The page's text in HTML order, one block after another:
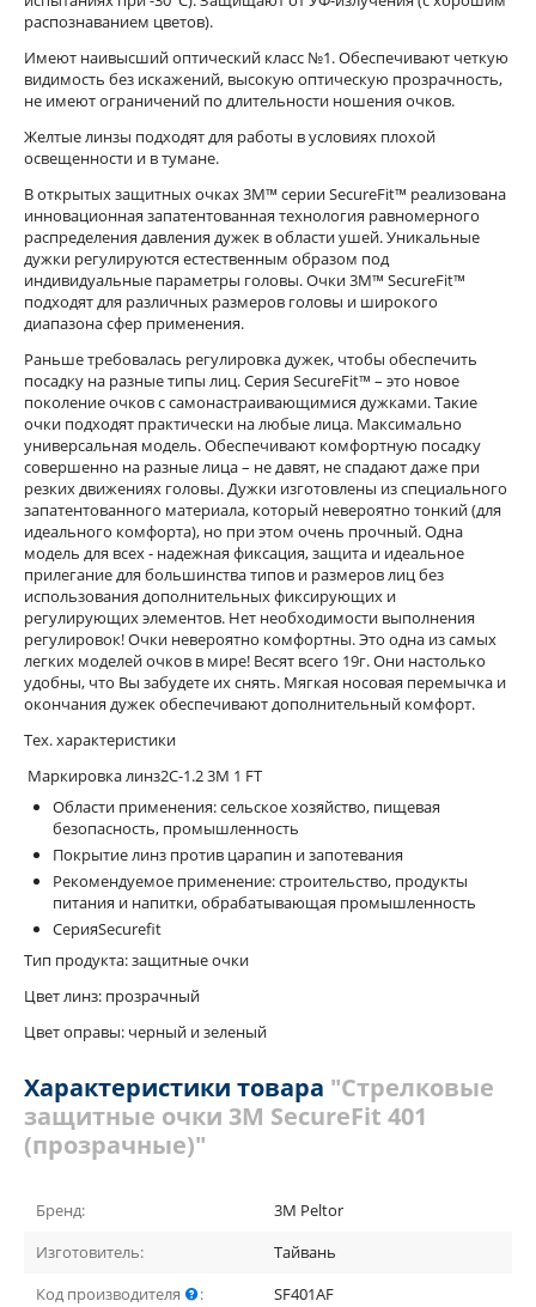
распознаванием цветов).
Имеют наивысший оптический класс №1. Обеспечивают четкую
видимость без искажений, высокую оптическую прозрачность,
не имеют ограничений по длительности ношения очков.
Желтые линзы подходят для работы в условиях плохой
освещенности и в тумане.
В открытых защитных очках 3M™ серии SecureFit™ реализована
инновационная запатентованная технология равномерного
распределения давления дужек в области ушей. Уникальные
дужки регулируются естественным образом под
индивидуальные параметры головы. Очки 3M™ SecureFit™
подходят для различных размеров головы и широкого
диапазона сфер применения.
Раньше требовалась регулировка дужек, чтобы обеспечить
посадку на разные типы лиц. Серия SecureFit™ – это новое
поколение очков с самонастраивающимися дужками. Такие
очки подходят практически на любые лица. Максимально
универсальная модель. Обеспечивают комфортную посадку
совершенно на разные лица – не давят, не спадают даже при
резких движениях головы. Дужки изготовлены из специального
запатентованного материала, который невероятно тонкий (для
идеального комфорта), но при этом очень прочный. Одна
модель для всех - надежная фиксация, защита и идеальное
прилегание для большинства типов и размеров лиц без
использования дополнительных фиксирующих и
регулирующих элементов. Нет необходимости выполнения
регулировок! Очки невероятно комфортны. Это одна из самых
легких моделей очков в мире! Весят всего 19г. Они настолько
удобны, что Вы забудете их снять. Мягкая носовая перемычка и
окончания дужек обеспечивают дополнительный комфорт.
Тех. характеристики
Маркировка линз2C-1.2 3M 1 FT
Области применения: сельское хозяйство, пищевая
безопасность, промышленность
Покрытие линз против царапин и запотевания
Рекомендуемое применение: строительство, продукты
питания и напитки, обрабатывающая промышленность
СерияSecurefit
Тип продукта: защитные очки
Цвет линз: прозрачный
Цвет оправы: черный и зеленый
Характеристики товара "Стрелковые
защитные очки 3М SecureFit 401
(прозрачные)"
Бренд:
3M Peltor
Изготовитель:
Тайвань
Код производителя
: SF401AF